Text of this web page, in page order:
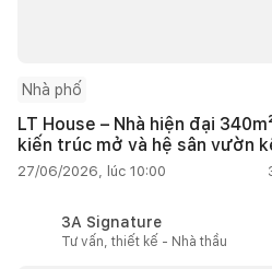
Nhà phố
LT House – Nhà hiện đại
kiến trúc mở và hệ sân vườn
27/06/2026, lúc 10:00
3A Signature
Tư vấn, thiết kế - Nhà thầu